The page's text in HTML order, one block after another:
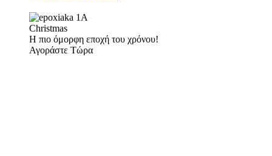
Christmas
Η πιο όμορφη εποχή του χρόνου!
Αγοράστε Τώρα